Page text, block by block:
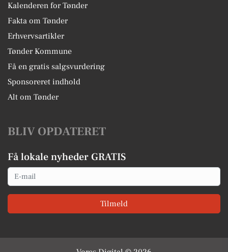
Kalenderen for Tønder
Fakta om Tønder
Erhvervsartikler
Tønder Kommune
Få en gratis salgsvurdering
Sponsoreret indhold
Alt om Tønder
BLIV OPDATERET
Få lokale nyheder GRATIS
Email
Tilmeld